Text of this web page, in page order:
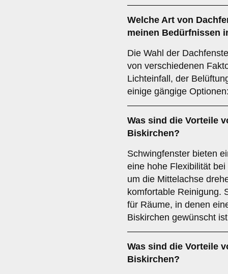
Welche Art von
meinen Bedürfnissen
Die Wahl der
von verschiedenen
Lichteinfall, der
einige gängige
Was sind die Vorteile
Biskirchen?
Schwingfenster bieten
eine hohe Flexibilität
um die Mittelachse
komfortable Reinigung.
für Räume, in denen
Biskirchen gewünscht
Was sind die Vorteile
Biskirchen?